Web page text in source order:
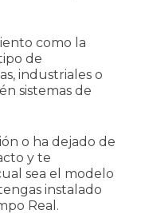
como la
de
industriales o
sistemas de
o ha dejado de
y te
sea el modelo
instalado
Real.